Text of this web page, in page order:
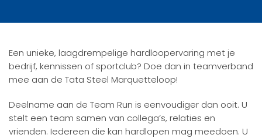
Een unieke, laagdrempelige hardloopervaring met je
bedrijf, kennissen of sportclub? Doe dan in teamverband
mee aan de Tata Steel Marquetteloop!
Deelname aan de Team Run is eenvoudiger dan ooit. U
stelt een team samen van collega’s, relaties en
vrienden. Iedereen die kan hardlopen mag meedoen. U